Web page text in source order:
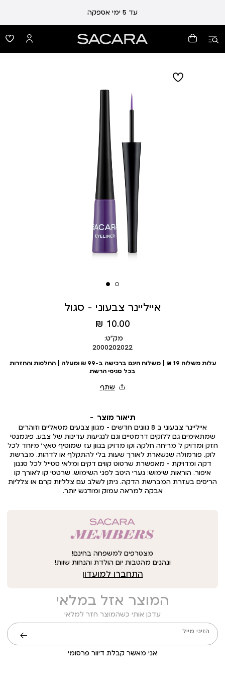
עד 5 ימי אספקה
אייליינר צבעוני - סגול
מחיר
מוצר
10.00 ₪
מק״ט:
2000202022
עלות משלוח 19 ₪ | משלוח חינם ברכישה ב-99 ₪ ומעלה | החלפות והחזרות
בכל סניפי הרשת
תיאור מוצר
אייליינר צבעוני ב 8 גוונים חדשים - מגוון צבעים מטאליים וזוהרים
שמתאימים גם ללוקים דרמטיים וגם לנגיעות עדינות של צבע. פיגמנטי
חזק ומדויק ל מריחה חלקה וקו מדויק בגוון עז שמוסיף טאץ’ מיוחד לכל
לוק. פורמולה שנשארת לאורך שעות בלי להתקלף או לדהות. מברשת
דקה ומדויקת – מאפשרת שרטוט קווים דקים ומלאי סטייל לכל סגנון
איפור. הוראות שימוש: נערי היטב לפני השימוש. שרטטי קו לאורך קו
הריסים בעזרת המברשת הדקה. ניתן לשלב עם צלליות קרם או צלליות
אבקה למראה עמוק ומודגש יותר.
מצטרפים למשפחה בחינם!
ונהנים מהטבות יום הולדת והנחות שוות!
התחברו למועדון
המוצר אזל במלאי
עדכן אותי כשהמוצר חזר למלאי
הזיני מייל
אני מאשר קבלת דיוור פרסומי
שליחה